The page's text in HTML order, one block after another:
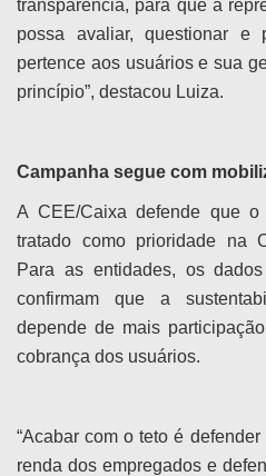
transparência, para que a
possa avaliar, questionar e
pertence aos usuários e sua
princípio”, destacou Luiza.
Campanha segue com
A CEE/Caixa defende que
tratado como prioridade na
Para as entidades, os
confirmam que a
depende de mais
cobrança dos usuários.
“Acabar com o teto é
renda dos empregados e